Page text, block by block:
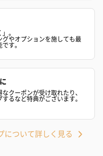
。
やオプションを施しても最
す。
クーポンが受け取れたり、
るなど特典がございます。
について詳しく見る